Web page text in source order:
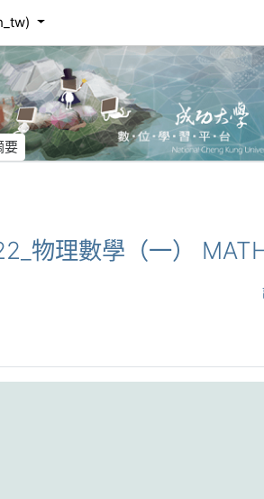
要
物理數學（一）